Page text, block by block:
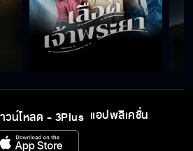
ทีมสอยดาวลูกเจ้าแม่ลานเท
เรื่องมันผ่านไปแล้ว ก็ปล่อยให้มันจบไปเถอะค่ะ
แอปพลิเคชั่น